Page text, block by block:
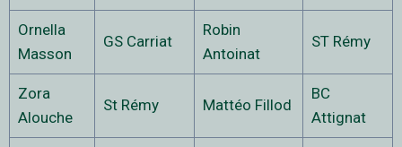
Ornella
Masson
GS Carriat
Robin
Antoinat
ST Rémy
Zora
Alouche
St Rémy Mattéo Fillod
BC
Attignat